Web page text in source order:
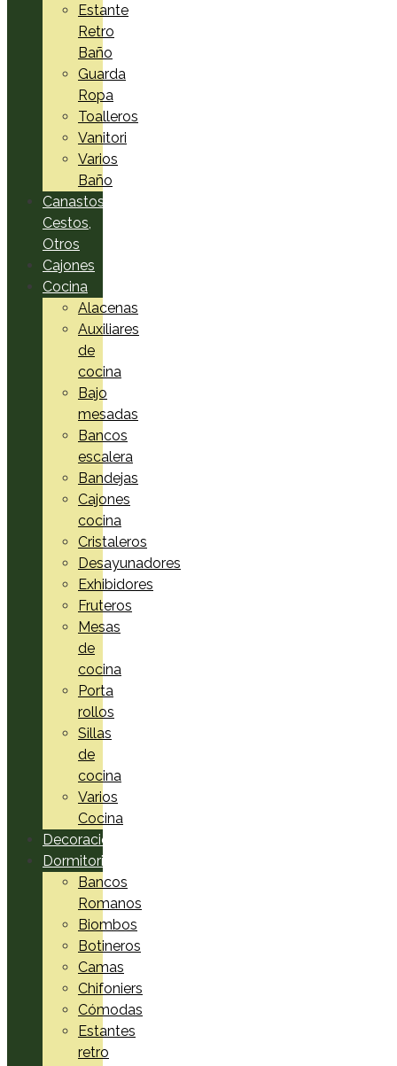
Estante
Retro
Baño
Guarda
Ropa
Toalleros
Vanitori
Varios
Baño
Canastos,
Cestos,
Otros
Cajones
Cocina
Alacenas
Auxiliares
de
cocina
Bajo
mesadas
Bancos
escalera
Bandejas
Cajones
cocina
Cristaleros
Desayunadores
Exhibidores
Fruteros
Mesas
de
cocina
Porta
rollos
Sillas
de
cocina
Varios
Cocina
Decoración
Dormitorio
Bancos
Romanos
Biombos
Botineros
Camas
Chifoniers
Cómodas
Estantes
retro